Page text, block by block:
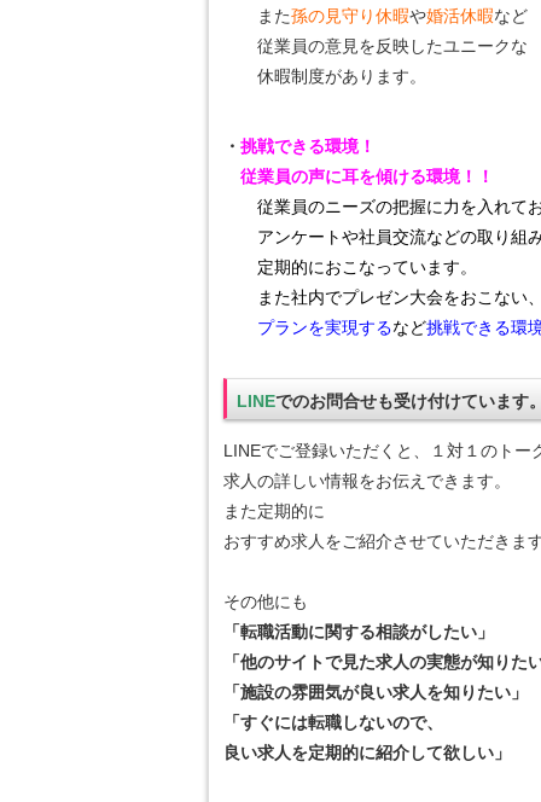
また孫の見守り休暇や婚活休暇など
従業員の意見を反映したユニークな
休暇制度があります。
・ 挑戦できる環境！
従業員の声に耳を傾ける環境！！
従業員のニーズの把握に力を入れてお
アンケートや社員交流などの取り組
定期的におこなっています。
また社内でプレゼン大会をおこない、
プランを実現するなど挑戦できる環
LINEでのお問合せも受け付けています。
LINEでご登録いただくと、１対１のトー
求人の詳しい情報をお伝えできます。
また定期的に
おすすめ求人をご紹介させていただきます
その他にも
「転職活動に関する相談がしたい」
「他のサイトで見た求人の実態が知りたい
「施設の雰囲気が良い求人を知りたい」
「すぐには転職しないので、
良い求人を定期的に紹介して欲しい」